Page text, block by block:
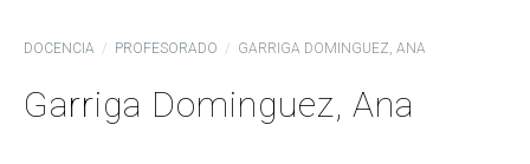
DOCENCIA PROFESORADO GARRIGA DOMINGUEZ, ANA
Garriga Dominguez, Ana